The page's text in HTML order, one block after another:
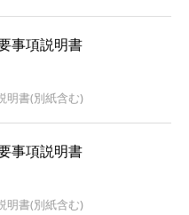
事項説明書
明書(別紙含む)
事項説明書
明書(別紙含む)